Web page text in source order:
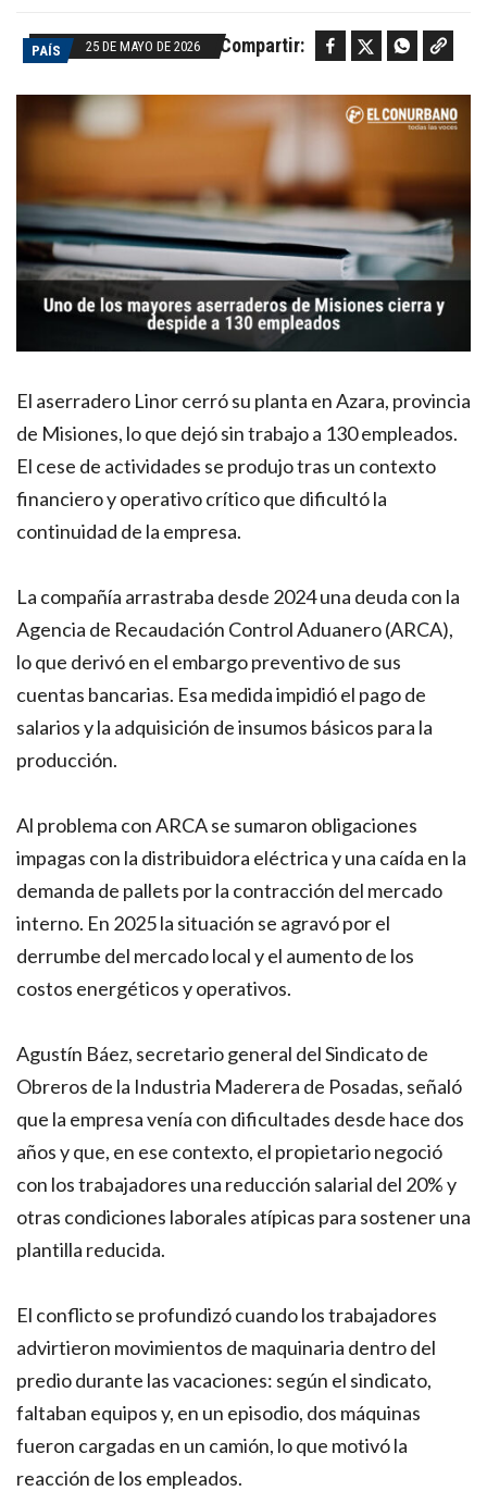
PAÍS 25 DE MAYO DE 2026 Compartir: Facebook Twitter WhatsApp Copy link
El aserradero Linor cerró su planta en Azara, provincia
de Misiones, lo que dejó sin trabajo a 130 empleados.
El cese de actividades se produjo tras un contexto
financiero y operativo crítico que dificultó la
continuidad de la empresa.
La compañía arrastraba desde 2024 una deuda con la
Agencia de Recaudación Control Aduanero (ARCA),
lo que derivó en el embargo preventivo de sus
cuentas bancarias. Esa medida impidió el pago de
salarios y la adquisición de insumos básicos para la
producción.
Al problema con ARCA se sumaron obligaciones
impagas con la distribuidora eléctrica y una caída en la
demanda de pallets por la contracción del mercado
interno. En 2025 la situación se agravó por el
derrumbe del mercado local y el aumento de los
costos energéticos y operativos.
Agustín Báez, secretario general del Sindicato de
Obreros de la Industria Maderera de Posadas, señaló
que la empresa venía con dificultades desde hace dos
años y que, en ese contexto, el propietario negoció
con los trabajadores una reducción salarial del 20% y
otras condiciones laborales atípicas para sostener una
plantilla reducida.
El conflicto se profundizó cuando los trabajadores
advirtieron movimientos de maquinaria dentro del
predio durante las vacaciones: según el sindicato,
faltaban equipos y, en un episodio, dos máquinas
fueron cargadas en un camión, lo que motivó la
reacción de los empleados.